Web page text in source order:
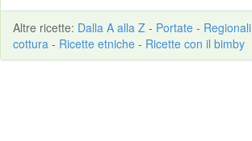
Altre ricette: Dalla A alla Z - Portate - Regionali
cottura - Ricette etniche - Ricette con il bimby